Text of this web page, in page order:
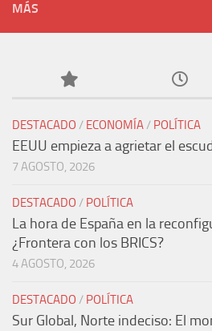
MÁS
DESTACADO / ECONOMÍA/ POLÍTICA
EEUU empieza a agrietar el
7 AGOSTO, 2026
DESTACADO / POLÍTICA
La hora de España en la
¿Frontera con los BRICS?
4 AGOSTO, 2026
DESTACADO / POLÍTICA
Sur Global, Norte indeciso: El